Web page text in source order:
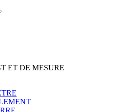
ET DE MESURE